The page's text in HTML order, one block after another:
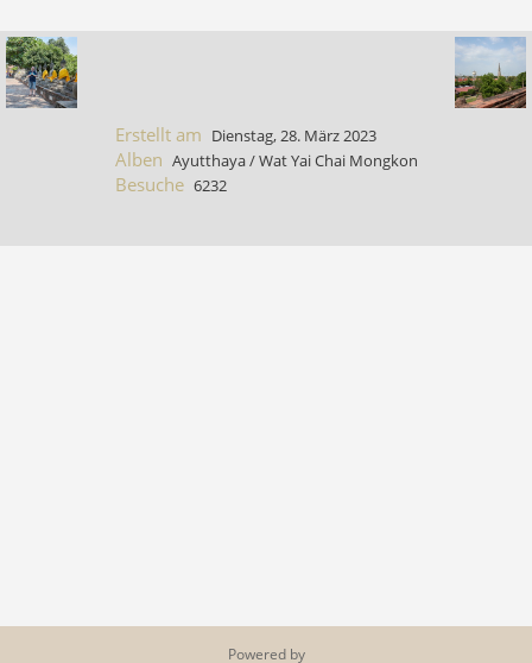
Erstellt am Dienstag, 28. März 2023
Alben Ayutthaya/Wat Yai Chai Mongkon
Besuche 6232
Powered by